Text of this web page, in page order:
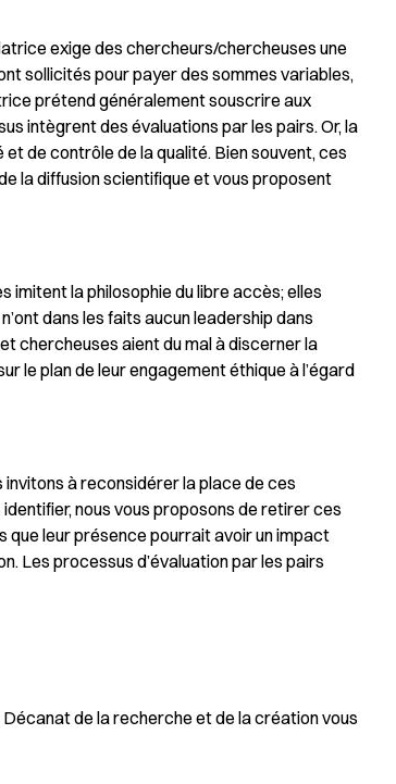
exige des chercheurs/chercheuses une
sollicités pour payer des sommes variables,
prétend généralement souscrire aux
intègrent des évaluations par les pairs. Or, la
de contrôle de la qualité. Bien souvent, ces
la diffusion scientifique et vous proposent
la philosophie du libre accès; elles
dans les faits aucun leadership dans
chercheuses aient du mal à discerner la
le plan de leur engagement éthique à l’égard
à reconsidérer la place de ces
nous vous proposons de retirer ces
que leur présence pourrait avoir un impact
Les processus d’évaluation par les pairs
de la recherche et de la création vous